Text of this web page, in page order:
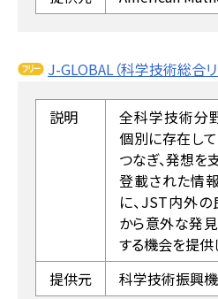
J-GLOBAL（科学技術総合
説明
全科学技術分
個別に存在し
つなぎ、発想を
登載された情
に、JST内外
から意外な発
する機会を提供
提供元
科学技術振興